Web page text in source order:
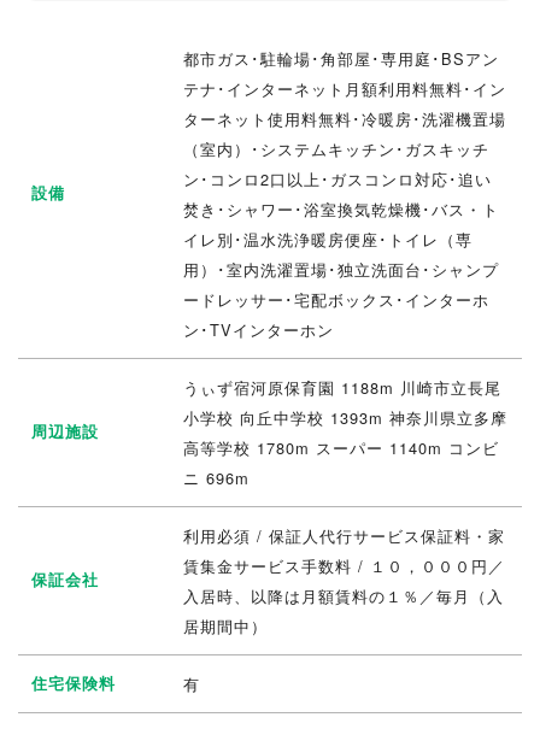
設備
都市ガス･駐輪場･角部屋･専用庭･BSアン
テナ･インターネット月額利用料無料･イン
ターネット使用料無料･冷暖房･洗濯機置場
（室内）･システムキッチン･ガスキッチ
ン･コンロ2口以上･ガスコンロ対応･追い
焚き･シャワー･浴室換気乾燥機･バス・ト
イレ別･温水洗浄暖房便座･トイレ（専
用）･室内洗濯置場･独立洗面台･シャンプ
ードレッサー･宅配ボックス･インターホ
ン･TVインターホン
周辺施設
うぃず宿河原保育園 1188m 川崎市立長尾
小学校 向丘中学校 1393m 神奈川県立多摩
高等学校 1780m スーパー 1140m コンビ
ニ 696m
保証会社
利用必須 / 保証人代行サービス保証料・家
賃集金サービス手数料 / １０，０００円／
入居時、以降は月額賃料の１％／毎月（入
居期間中）
住宅保険料 有